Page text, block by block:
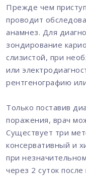
Прежде чем
проводит
анамнез. Для
зондирование
слизистой, при
или
рентгенографию
Только поставив
поражения, врач
Существует три
консервативный и
при
через 2 суток